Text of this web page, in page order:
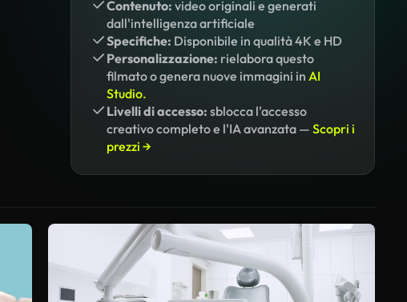
Contenuto: video originali e generati
dall'intelligenza artificiale
Specifiche: Disponibile in qualità 4K e HD
Personalizzazione: rielabora questo
filmato o genera nuove immagini in AI
Studio.
Livelli di accesso: sblocca l'accesso
creativo completo e l'IA avanzata — Scopri i
prezzi →